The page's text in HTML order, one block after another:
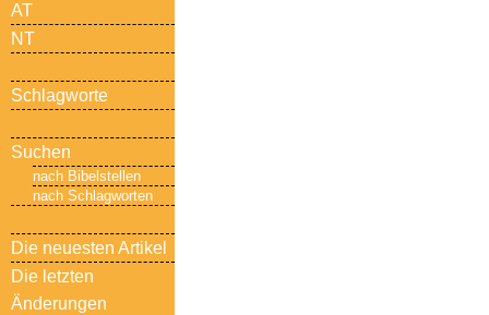
AT
NT
Schlagworte
Suchen
nach Bibelstellen
nach Schlagworten
Die neuesten Artikel
Die letzten
Änderungen